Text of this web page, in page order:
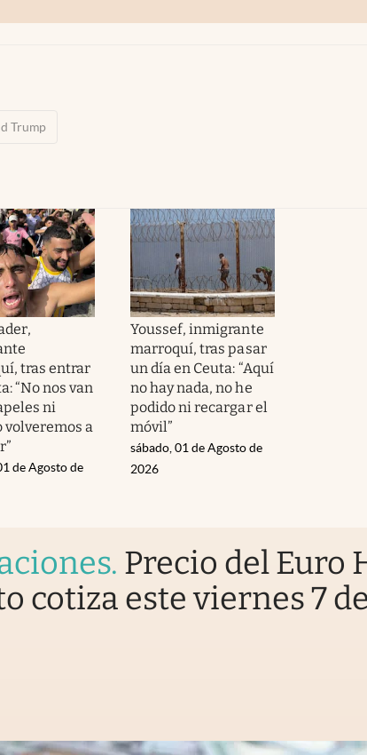
Trump
tras entrar
“No nos van
ni
volveremos a
de Agosto de
Youssef, inmigrante
marroquí, tras pasar
un día en Ceuta: “Aquí
no hay nada, no he
podido ni recargar el
móvil”
sábado, 01 de Agosto de
2026
. Precio del Euro
cotiza este viernes 7